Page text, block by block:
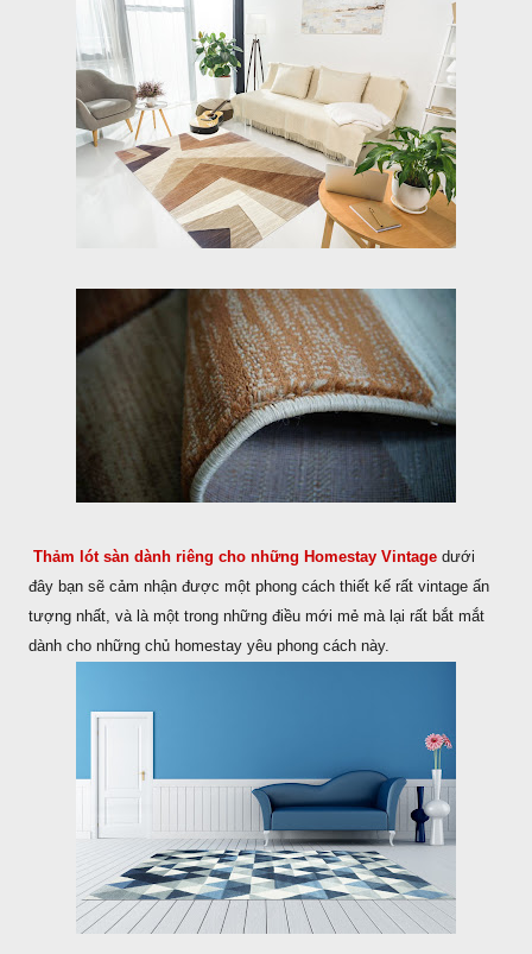
Thảm lót sàn dành riêng cho những Homestay Vintage dưới
đây bạn sẽ cảm nhận được một phong cách thiết kế rất vintage ấn
tượng nhất, và là một trong những điều mới mẻ mà lại rất bắt mắt
dành cho những chủ homestay yêu phong cách này.